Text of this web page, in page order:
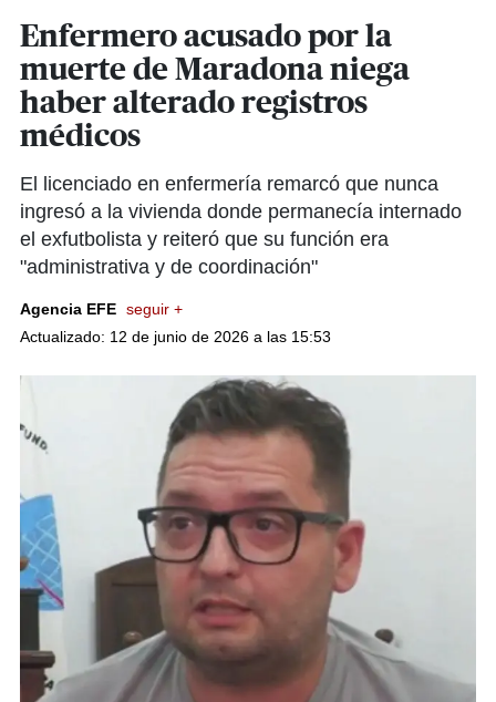
Enfermero acusado por la
muerte de Maradona niega
haber alterado registros
médicos
El licenciado en enfermería remarcó que nunca
ingresó a la vivienda donde permanecía internado
el exfutbolista y reiteró que su función era
"administrativa y de coordinación"
Agencia EFE seguir +
Actualizado: 12 de junio de 2026 a las 15:53